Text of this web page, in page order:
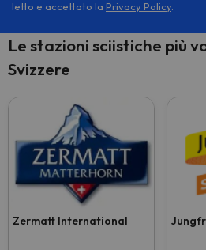
letto e accettato la Privacy Policy.
Le stazioni sciistiche più
Svizzere
Zermatt International